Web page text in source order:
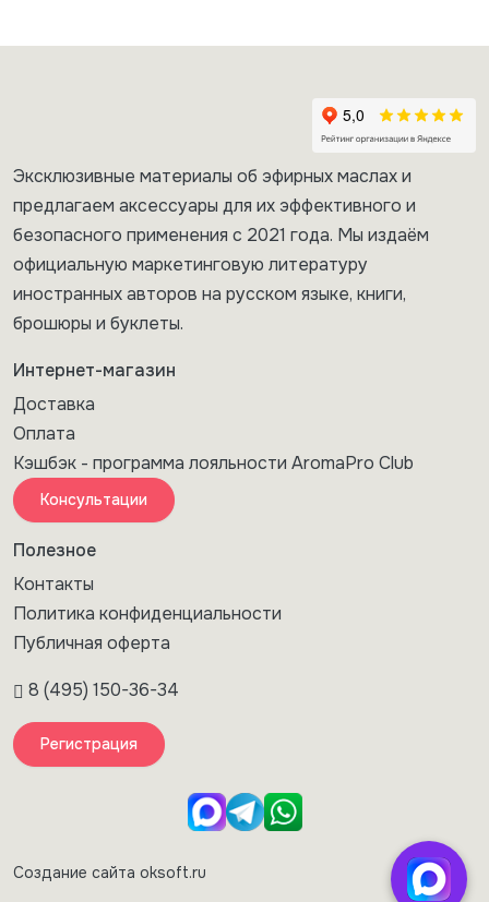
Эксклюзивные материалы об эфирных маслах и
предлагаем аксессуары для их эффективного и
безопасного применения с 2021 года. Мы издаём
официальную маркетинговую литературу
иностранных авторов на русском языке, книги,
брошюры и буклеты.
Интернет-магазин
Доставка
Оплата
Кэшбэк - программа лояльности AromaPro Club
Консультации
Полезное
Контакты
Политика конфиденциальности
Публичная оферта
8 (495) 150-36-34
Регистрация
Создание сайта oksoft.ru